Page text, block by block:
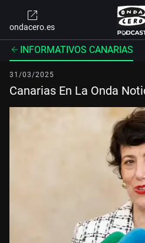
ondacero.es
INFORMATIVOS CANARIAS
31/03/2025
Canarias En La Onda